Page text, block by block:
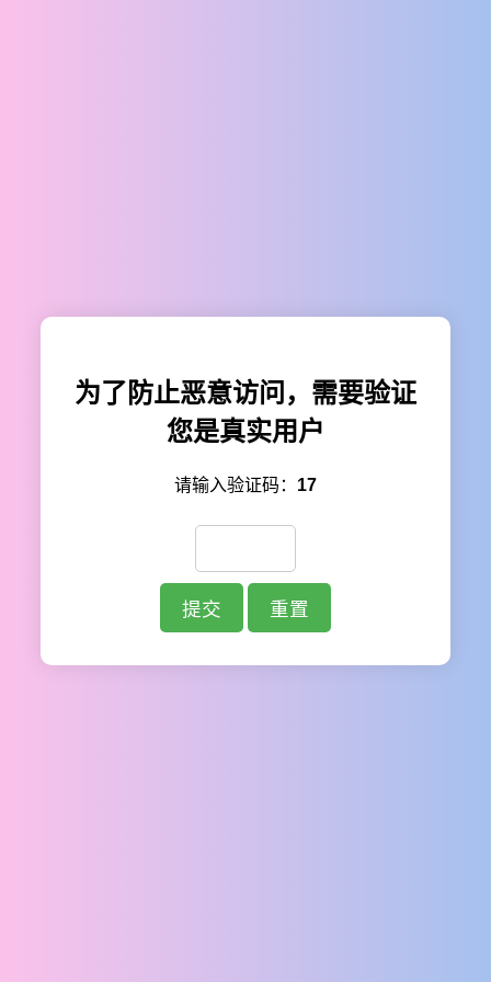
为了防止恶意访问，需要验证
您是真实用户
请输入验证码： 17
提交 重置